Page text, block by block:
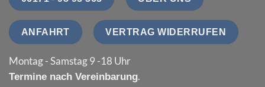
ANFAHRT VERTRAG WIDERRUFEN
Montag - Samstag 9 -18 Uhr
Termine nach Vereinbarung.